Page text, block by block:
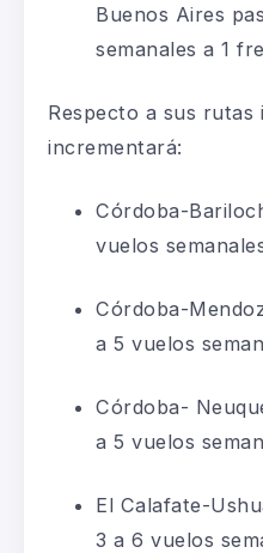
Buenos Aires
semanales a 1
Respecto a sus rutas
incrementará:
Córdoba-
vuelos
Córdoba-
a 5 vuelos
Córdoba-
a 5 vuelos
El Calafate-
3 a 6 vuelos